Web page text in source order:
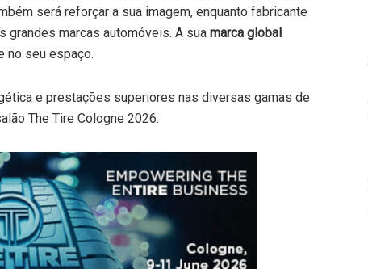
será reforçar a sua imagem, enquanto fabricante
grandes marcas automóveis. A sua marca global
no seu espaço.
e prestações superiores nas diversas gamas de
The Tire Cologne 2026.